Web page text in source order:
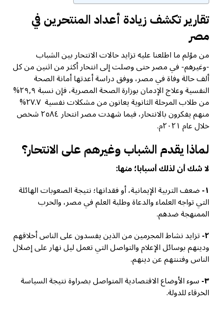
تقارير تكشف زيادة أعداد المنتحرين في
مصر
من مؤلم ما اطلعنا عليه تزايد حالات الانتحار بين الشباب
-وغيرهم- في مصر حتى وصلت إلى انتحار أكثر من اثنين من كل
ألف حالة وفاة في مصر، ووفق دراسة أعدتها أمانة الصحة
النفسية وعلاج الإدمان بوزارة الصحة المصرية، فإن نسبة ٢٩,٩%
من طلاب المرحلة الثانوية يعانون من مشکلات نفسية ٢٧.٧%
منهم يفكرون بالانتحار، فيما شهدت مصر انتحار ٢٥٨٤ شخص
خلال عام ۲۰۲۱م.
لماذا يقدم الشباب وغيرهم على الانتحار؟
لا شك أن لذلك أسبابا؛ منها:
١- ضعف التربية الإيمانية، أو فقدانها؛ نتيجة الصعوبات الهائلة
التي تواجه العلماء والدعاة وطلبة العلم في مصر، والحرب
الممنهجة ضدهم.
۲- تزايد نشاط المجرمين من الذين يفسدون على الناس أخلاقهم
ودينهم بوسائل الإعلام والتواصل التي تعمل ليل نهار على إضلال
الناس وفتنتهم عن دينهم.
٣- سوء الأوضاع الاقتصادية المتواصل بضراوة نتيجة السياسة
الخرقاء للدولة.